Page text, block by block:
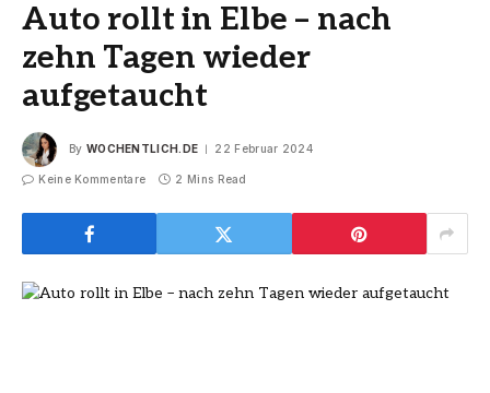
Auto rollt in Elbe – nach
zehn Tagen wieder
aufgetaucht
By WOCHENTLICH.DE 22 Februar 2024
Keine Kommentare 2 Mins Read